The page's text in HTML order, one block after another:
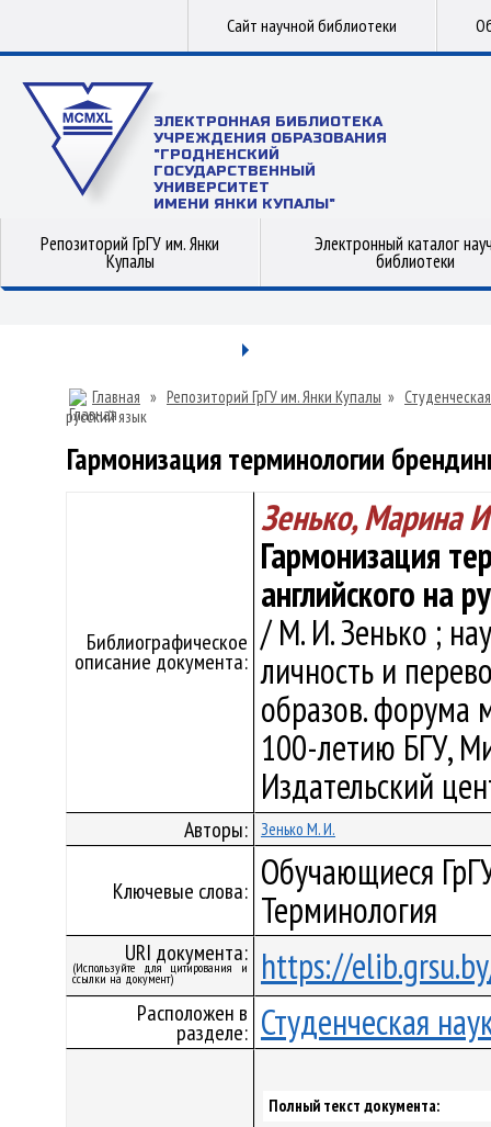
Сайт научной библиотеки
ЭЛЕКТРОННАЯ БИБЛИОТЕКА
УЧРЕЖДЕНИЯ ОБРАЗОВАНИЯ
"ГРОДНЕНСКИЙ
ГОСУДАРСТВЕННЫЙ
УНИВЕРСИТЕТ
ИМЕНИ ЯНКИ КУПАЛЫ"
Репозиторий ГрГУ им. Янки
Купалы
Электронный каталог
библиотеки
Главная » Репозиторий ГрГУ им. Янки Купалы »
русский язык
Гармонизация терминологии
Библиографическое
описание документа:
Зенько, Марина
Гармонизация
английского на
/ М. И. Зенько ;
личность и
образов. форума
100-летию БГУ,
Издательский
Авторы: Зенько М. И.
Ключевые слова: Обучающиеся
Терминология
URI документа:
(Используйте для цитирования и
ссылки на документ) https://
Расположен в
разделе: Студенческая
Полный текст документа: